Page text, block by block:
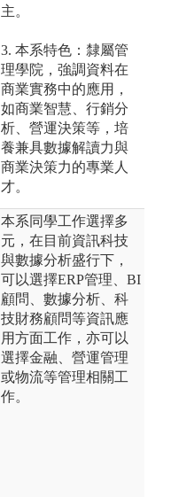
主。
3. 本系特色：隸屬管
理學院，強調資料在
商業實務中的應用，
如商業智慧、行銷分
析、營運決策等，培
養兼具數據解讀力與
商業決策力的專業人
才。
本系同學工作選擇多
元，在目前資訊科技
與數據分析盛行下，
可以選擇ERP管理、BI
顧問、數據分析、科
技財務顧問等資訊應
用方面工作，亦可以
選擇金融、營運管理
或物流等管理相關工
作。